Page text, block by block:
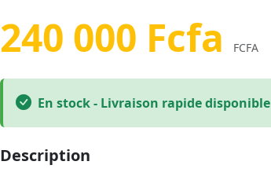
240 000 Fcfa FCFA
En stock - Livraison rapide disponible
Description